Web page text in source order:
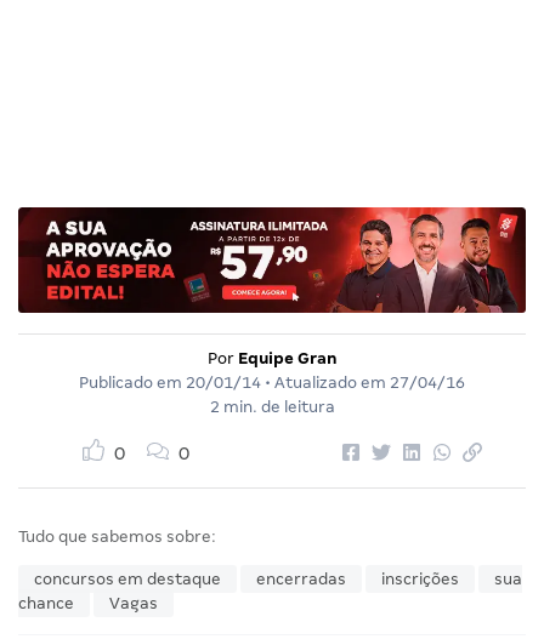
Por Equipe Gran
Publicado em 20/01/14 • Atualizado em 27/04/16
2 min. de leitura
0 0
Tudo que sabemos sobre:
concursos em destaque encerradas inscrições
sua
chance
Vagas